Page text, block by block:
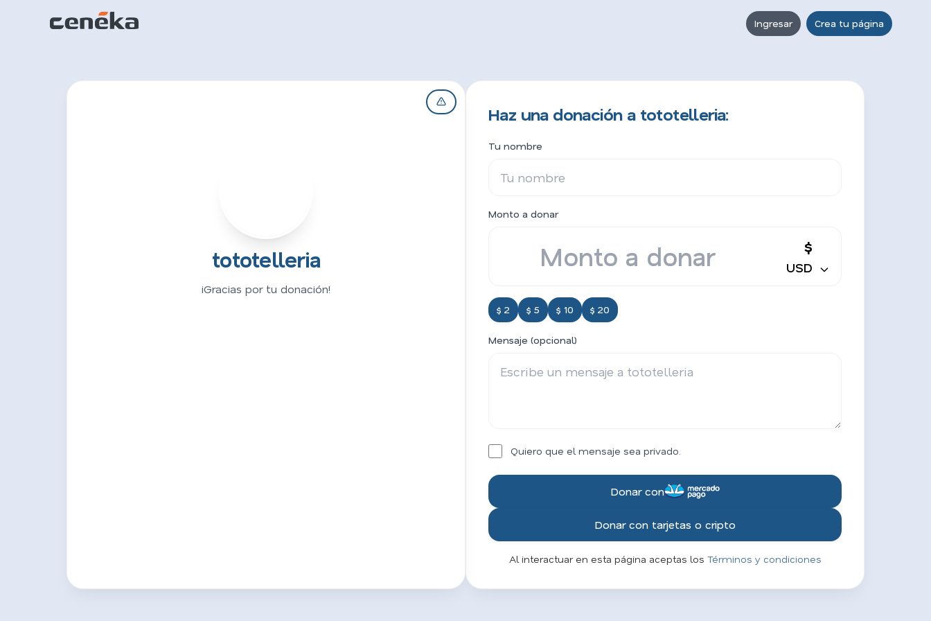
Ingresar Crea tu página
tototelleria
¡Gracias por tu donación!
Haz una donación a tototelleria:
Tu nombre
Monto a donar
$
USD
$ 2 $ 5 $ 10 $ 20
Mensaje (opcional)
Quiero que el mensaje sea privado.
Donar con
Donar con tarjetas o cripto
Al interactuar en esta página aceptas los Términos y condiciones